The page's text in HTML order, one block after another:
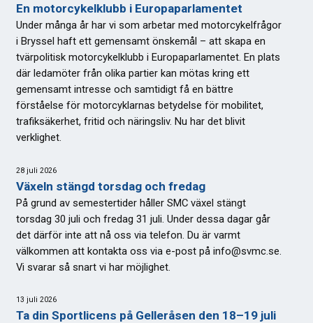
En motorcykelklubb i Europaparlamentet
Under många år har vi som arbetar med motorcykelfrågor
i Bryssel haft ett gemensamt önskemål – att skapa en
tvärpolitisk motorcykelklubb i Europaparlamentet. En plats
där ledamöter från olika partier kan mötas kring ett
gemensamt intresse och samtidigt få en bättre
förståelse för motorcyklarnas betydelse för mobilitet,
trafiksäkerhet, fritid och näringsliv. Nu har det blivit
verklighet.
28 juli 2026
Växeln stängd torsdag och fredag
På grund av semestertider håller SMC växel stängt
torsdag 30 juli och fredag 31 juli. Under dessa dagar går
det därför inte att nå oss via telefon. Du är varmt
välkommen att kontakta oss via e-post på info@svmc.se.
Vi svarar så snart vi har möjlighet.
13 juli 2026
Ta din Sportlicens på Gelleråsen den 18–19 juli